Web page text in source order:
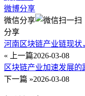
微博分享
微信分享
分享
河南区块链产业链现状
« 上一篇2026-03-08
区块链产业加速发展的
下一篇 »2026-03-08